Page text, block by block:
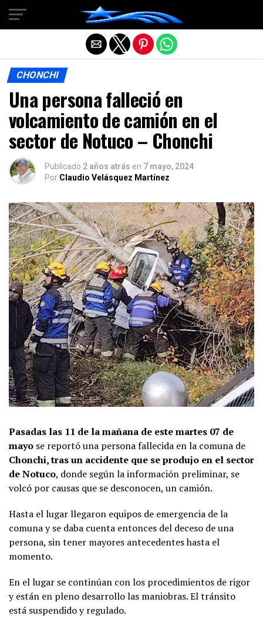
CHONCHI
Una persona falleció en
volcamiento de camión en el
sector de Notuco – Chonchi
Publicado 2 años atrás en 7 mayo, 2024
Por Claudio Velásquez Martínez
Pasadas las 11 de la mañana de este martes 07 de
mayo se reportó una persona fallecida en la comuna de
Chonchi, tras un accidente que se produjo en el sector
de Notuco, donde según la información preliminar, se
volcó por causas que se desconocen, un camión.
Hasta el lugar llegaron equipos de emergencia de la
comuna y se daba cuenta entonces del deceso de una
persona, sin tener mayores antecedentes hasta el
momento.
En el lugar se continúan con los procedimientos de rigor
y están en pleno desarrollo las maniobras. El tránsito
está suspendido y regulado.
Salir de la versión móvil